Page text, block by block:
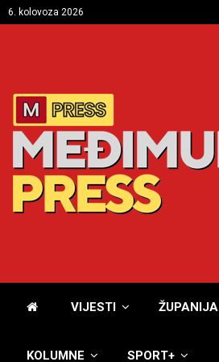
6. kolovoza 2026
VIJESTI ŽUPANIJA
KOLUMNE SPORT+